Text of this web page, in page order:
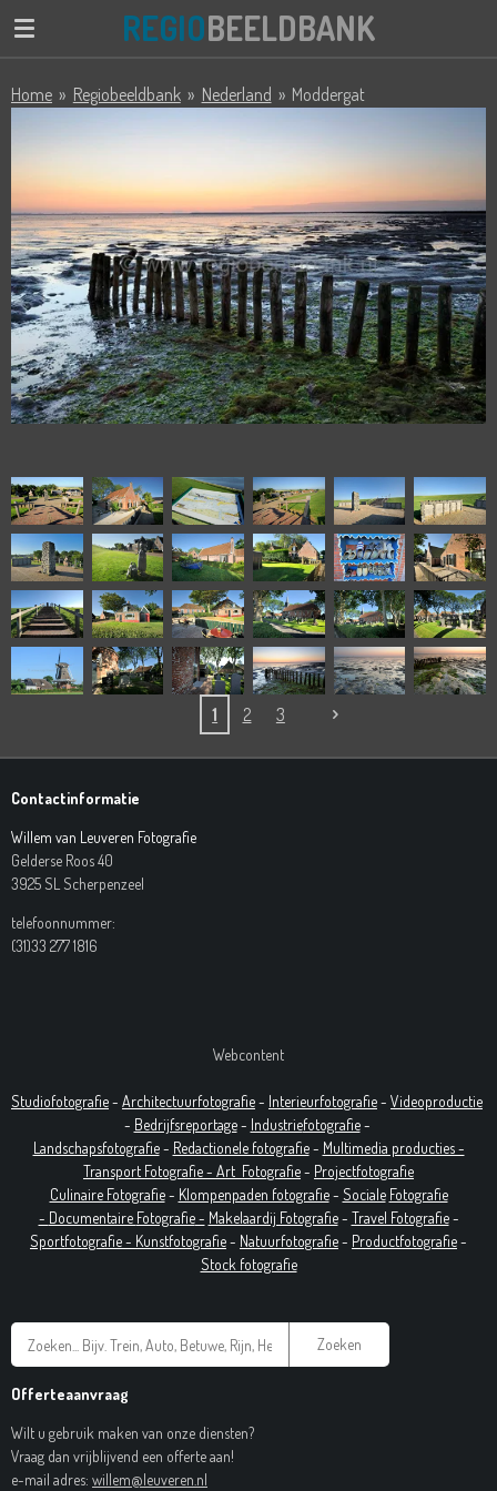
Ga
de
REGIOBEELDBANK
Home » Regiobeeldbank » Nederland » Moddergat
1 2 3
Contactinformatie
Willem van Leuveren Fotografie
Gelderse Roos 40
3925 SL Scherpenzeel
telefoonnummer:
(31)33 277 1816
Webcontent
Studiofotografie- Architectuurfotografie- Interieurfotografie- Videoproductie
- Bedrijfsreportage- Industriefotografie-
Landschapsfotografie- Redactionele fotografie- Multimedia producties -
Transport Fotografie - Art Fotografie- Projectfotografie
Culinaire Fotografie- Klompenpaden fotografie- Sociale Fotografie
- Documentaire Fotografie- Makelaardij Fotografie- Travel Fotografie-
Sportfotografie - Kunstfotografie- Natuurfotografie- Productfotografie-
Stock fotografie
Zoeken
Offerteaanvraag
Wilt u gebruik maken van onze diensten?
Vraag dan vrijblijvend een offerte aan!
e-mail adres: willem@leuveren.nl